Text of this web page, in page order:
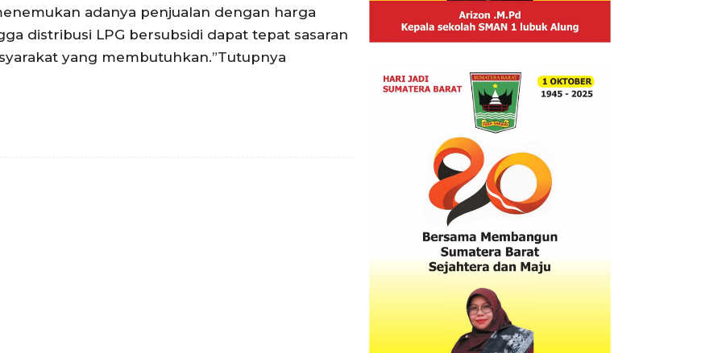
adanya penjualan dengan harga
distribusi LPG bersubsidi dapat tepat sasaran
yang membutuhkan.”Tutupnya